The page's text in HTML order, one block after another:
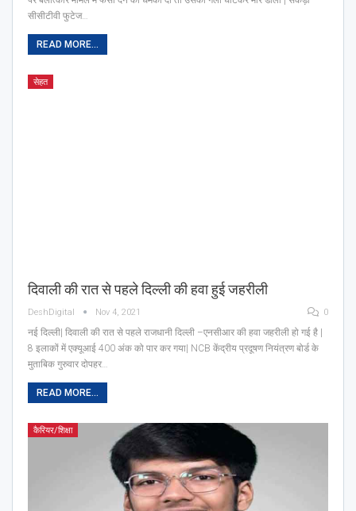
सीसीटीवी फुटेज…
READ MORE...
सेहत
दिवाली की रात से पहले दिल्ली की हवा हुई जहरीली
DeshDigital Nov 4, 2021 0
नई दिल्ली| दिवाली की रात से पहले राजधानी दिल्ली –एनसीआर की हवा जहरीली हो गई है |
8 इलाकों में एक्यूआई 400 अंक को पार कर गया| NCB केंद्रीय प्रदूषण नियंत्रण बोर्ड के
मुताबिक गुरुवार दोपहर…
READ MORE...
कैरियर/शिक्षा